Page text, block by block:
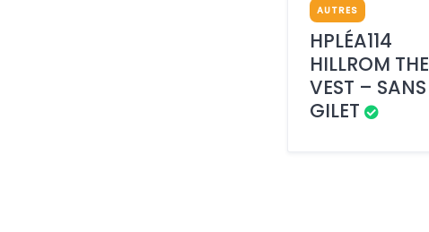
AUTRES
HPLÉA114
HILLROM THE
VEST – SANS
GILET